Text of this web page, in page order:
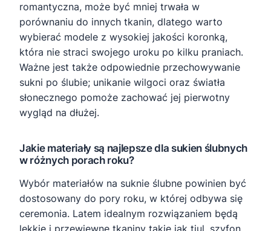
romantyczna, może być mniej trwała w
porównaniu do innych tkanin, dlatego warto
wybierać modele z wysokiej jakości koronką,
która nie straci swojego uroku po kilku praniach.
Ważne jest także odpowiednie przechowywanie
sukni po ślubie; unikanie wilgoci oraz światła
słonecznego pomoże zachować jej pierwotny
wygląd na dłużej.
Jakie materiały są najlepsze dla sukien ślubnych
w różnych porach roku?
Wybór materiałów na suknie ślubne powinien być
dostosowany do pory roku, w której odbywa się
ceremonia. Latem idealnym rozwiązaniem będą
lekkie i przewiewne tkaniny takie jak tiul, szyfon